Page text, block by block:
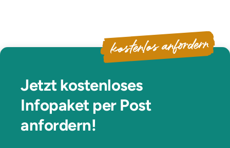
Jetzt kostenloses
Infopaket per Post
anfordern!
kostenlos anfordern